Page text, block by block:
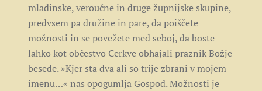
mladinske, veroučne in druge župnijske skupine,
predvsem pa družine in pare, da poiščete
možnosti in se povežete med seboj, da boste
lahko kot občestvo Cerkve obhajali praznik Božje
besede. »Kjer sta dva ali so trije zbrani v mojem
imenu…« nas opogumlja Gospod. Možnosti je